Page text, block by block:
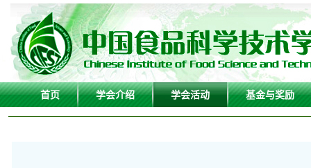
首页 学会介绍 学会活动 基金与奖励